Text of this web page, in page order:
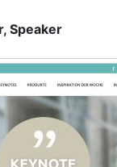
Speaker